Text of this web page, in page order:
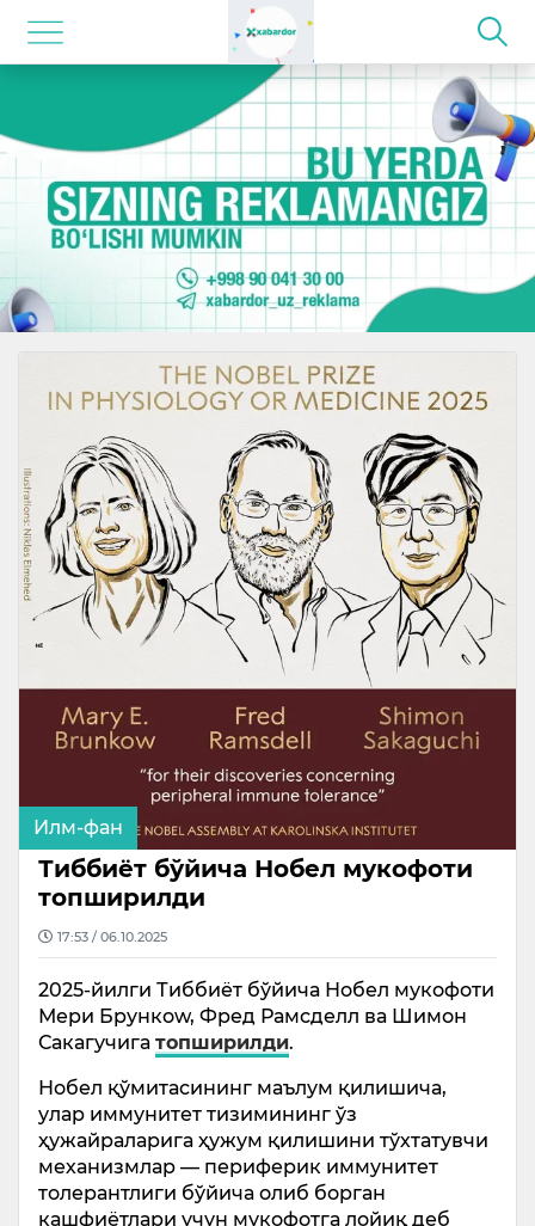
Илм-фан
Тиббиёт бўйича Нобел мукофоти
топширилди
17:53 / 06.10.2025
2025-йилги Тиббиёт бўйича Нобел мукофоти
Мери Брункоw, Фред Рамсделл ва Шимон
Сакагучига топширилди.
Нобел қўмитасининг маълум қилишича,
улар иммунитет тизимининг ўз
ҳужайраларига ҳужум қилишини тўхтатувчи
механизмлар — периферик иммунитет
толерантлиги бўйича олиб борган
кашфиётлари учун мукофотга лойиқ деб